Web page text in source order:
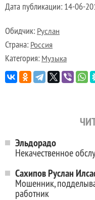
Дата публикации: 14-06-
Обидчик: Руслан
Страна: Россия
Категория: Музыка
Эльдорадо
Некачественное
Сахипов Руслан
Мошенник,
работник